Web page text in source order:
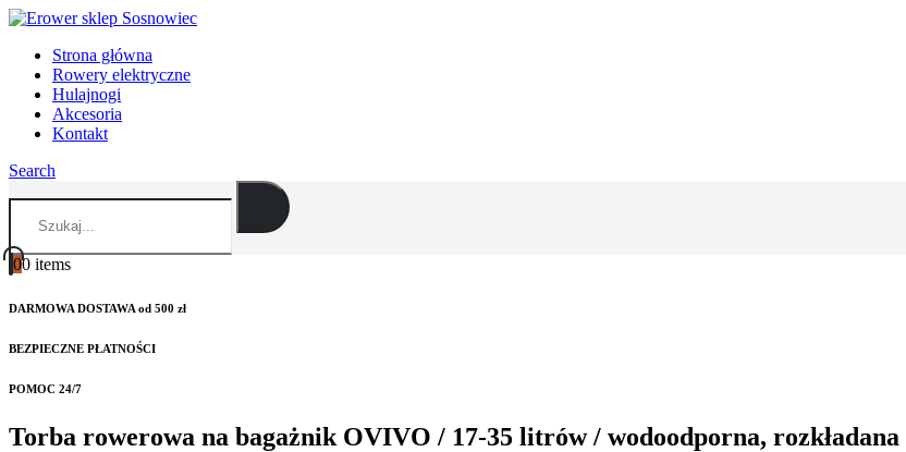
Strona główna
Rowery elektryczne
Hulajnogi
Akcesoria
Kontakt
Search
00 items
DARMOWA DOSTAWA od 500 zł
BEZPIECZNE PŁATNOŚCI
POMOC 24/7
Torba rowerowa na bagażnik OVIVO / 17-35 litrów / wodoodporna, rozkładana